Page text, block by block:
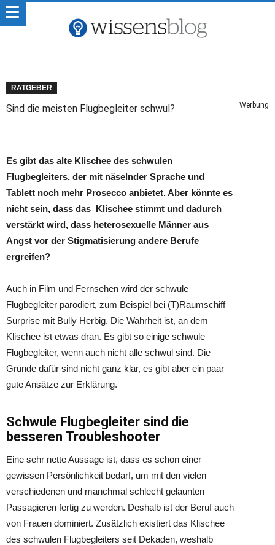
RATGEBER
Sind die meisten Flugbegleiter schwul? Werbung
Es gibt das alte Klischee des schwulen
Flugbegleiters, der mit näselnder Sprache und
Tablett noch mehr Prosecco anbietet. Aber könnte es
nicht sein, dass das Klischee stimmt und dadurch
verstärkt wird, dass heterosexuelle Männer aus
Angst vor der Stigmatisierung andere Berufe
ergreifen?
Auch in Film und Fernsehen wird der schwule
Flugbegleiter parodiert, zum Beispiel bei (T)Raumschiff
Surprise mit Bully Herbig. Die Wahrheit ist, an dem
Klischee ist etwas dran. Es gibt so einige schwule
Flugbegleiter, wenn auch nicht alle schwul sind. Die
Gründe dafür sind nicht ganz klar, es gibt aber ein paar
gute Ansätze zur Erklärung.
Schwule Flugbegleiter sind die
besseren Troubleshooter
Eine sehr nette Aussage ist, dass es schon einer
gewissen Persönlichkeit bedarf, um mit den vielen
verschiedenen und manchmal schlecht gelaunten
Passagieren fertig zu werden. Deshalb ist der Beruf auch
von Frauen dominiert. Zusätzlich existiert das Klischee
des schwulen Flugbegleiters seit Dekaden, weshalb